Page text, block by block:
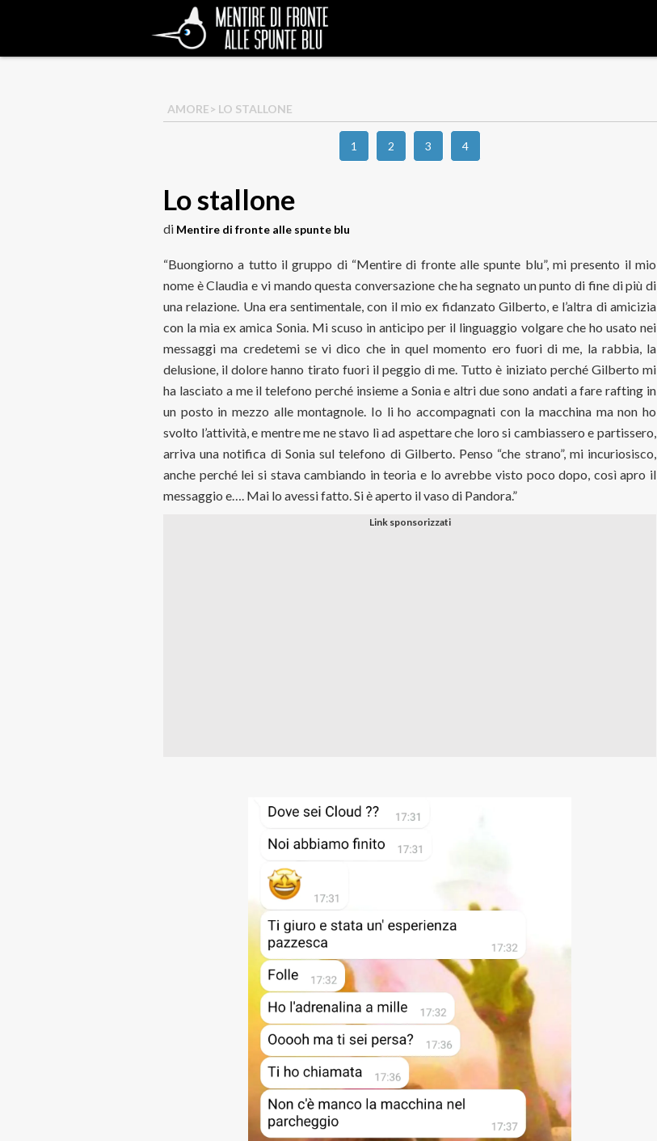
AMORE> LO STALLONE
1 2 3 4
Lo stallone
di Mentire di fronte alle spunte blu
“Buongiorno a tutto il gruppo di “Mentire di fronte alle spunte blu”, mi presento il mio
nome è Claudia e vi mando questa conversazione che ha segnato un punto di fine di più di
una relazione. Una era sentimentale, con il mio ex fidanzato Gilberto, e l’altra di amicizia
con la mia ex amica Sonia. Mi scuso in anticipo per il linguaggio volgare che ho usato nei
messaggi ma credetemi se vi dico che in quel momento ero fuori di me, la rabbia, la
delusione, il dolore hanno tirato fuori il peggio di me. Tutto è iniziato perché Gilberto mi
ha lasciato a me il telefono perché insieme a Sonia e altri due sono andati a fare rafting in
un posto in mezzo alle montagnole. Io li ho accompagnati con la macchina ma non ho
svolto l’attività, e mentre me ne stavo lì ad aspettare che loro si cambiassero e partissero,
arriva una notifica di Sonia sul telefono di Gilberto. Penso “che strano”, mi incuriosisco,
anche perché lei si stava cambiando in teoria e lo avrebbe visto poco dopo, così apro il
messaggio e…. Mai lo avessi fatto. Si è aperto il vaso di Pandora.”